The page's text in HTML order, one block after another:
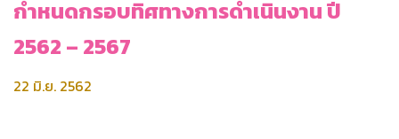
กำหนดกรอบทิศทางการดำเนินงาน ปี
2562 – 2567
22 มิ.ย. 2562